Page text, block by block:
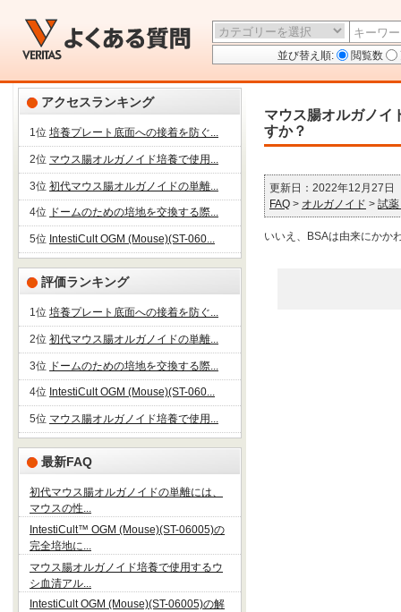
並び替え順: 閲覧数
アクセスランキング
1位 培養プレート底面への接着を防ぐ...
2位 マウス腸オルガノイド培養で使用...
3位 初代マウス腸オルガノイドの単離...
4位 ドームのための培地を交換する際...
5位 IntestiCult OGM (Mouse)(ST-060...
評価ランキング
1位 培養プレート底面への接着を防ぐ...
2位 初代マウス腸オルガノイドの単離...
3位 ドームのための培地を交換する際...
4位 IntestiCult OGM (Mouse)(ST-060...
5位 マウス腸オルガノイド培養で使用...
最新FAQ
初代マウス腸オルガノイドの単離には、
マウスの性...
IntestiCult™ OGM (Mouse)(ST-06005)の
完全培地に...
マウス腸オルガノイド培養で使用するウ
シ血清アル...
IntestiCult OGM (Mouse)(ST-06005)の解
マウス腸オルガノイ
すか？
更新日：2022年12月27日
FAQ > オルガノイド > 試
いいえ、BSAは由来にかか